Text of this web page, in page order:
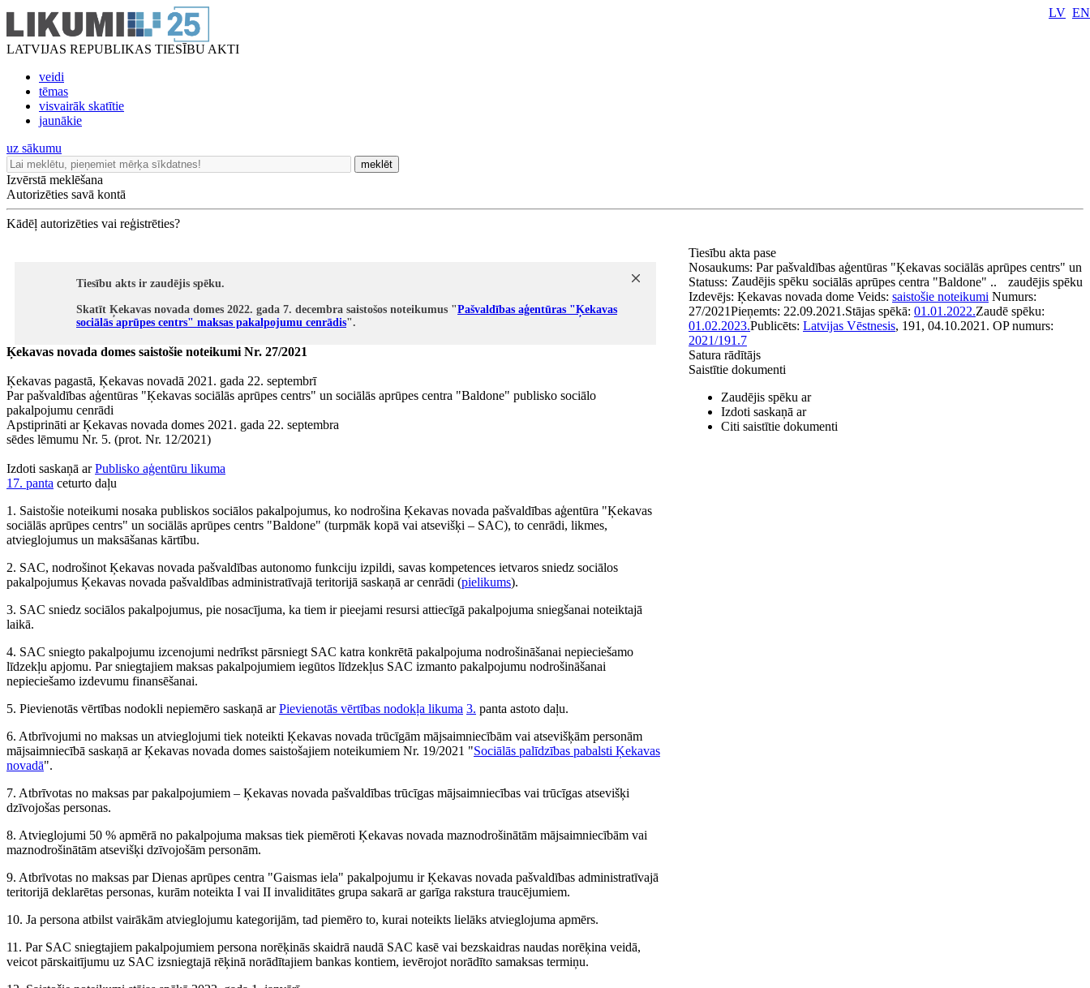
LATVIJAS REPUBLIKAS TIESĪBU AKTI
veidi
tēmas
visvairāk skatītie
jaunākie
LV EN
uz sākumu
meklēt
Izvērstā meklēšana
Autorizēties savā kontā
Kādēļ autorizēties vai reģistrēties?
Tiesību akts ir zaudējis spēku.
Skatīt Ķekavas novada domes 2022. gada 7. decembra saistošos noteikumus "Pašvaldības aģentūras "Ķekavas
sociālās aprūpes centrs" maksas pakalpojumu cenrādis".
Ķekavas novada domes saistošie noteikumi Nr. 27/2021
Ķekavas pagastā, Ķekavas novadā 2021. gada 22. septembrī
Par pašvaldības aģentūras "Ķekavas sociālās aprūpes centrs" un sociālās aprūpes centra "Baldone" publisko sociālo
pakalpojumu cenrādi
Apstiprināti ar Ķekavas novada domes 2021. gada 22. septembra
sēdes lēmumu Nr. 5. (prot. Nr. 12/2021)
Izdoti saskaņā arPublisko aģentūru likuma
17. panta ceturto daļu
1. Saistošie noteikumi nosaka publiskos sociālos pakalpojumus, ko nodrošina Ķekavas novada pašvaldības aģentūra "Ķekavas
sociālās aprūpes centrs" un sociālās aprūpes centrs "Baldone" (turpmāk kopā vai atsevišķi – SAC), to cenrādi, likmes,
atvieglojumus un maksāšanas kārtību.
2. SAC, nodrošinot Ķekavas novada pašvaldības autonomo funkciju izpildi, savas kompetences ietvaros sniedz sociālos
pakalpojumus Ķekavas novada pašvaldības administratīvajā teritorijā saskaņā ar cenrādi (pielikums).
3. SAC sniedz sociālos pakalpojumus, pie nosacījuma, ka tiem ir pieejami resursi attiecīgā pakalpojuma sniegšanai noteiktajā
laikā.
4. SAC sniegto pakalpojumu izcenojumi nedrīkst pārsniegt SAC katra konkrētā pakalpojuma nodrošināšanai nepieciešamo
līdzekļu apjomu. Par sniegtajiem maksas pakalpojumiem iegūtos līdzekļus SAC izmanto pakalpojumu nodrošināšanai
nepieciešamo izdevumu finansēšanai.
5. Pievienotās vērtības nodokli nepiemēro saskaņā arPievienotās vērtības nodokļa likuma 3. panta astoto daļu.
6. Atbrīvojumi no maksas un atvieglojumi tiek noteikti Ķekavas novada trūcīgām mājsaimniecībām vai atsevišķām personām
mājsaimniecībā saskaņā ar Ķekavas novada domes saistošajiem noteikumiem Nr. 19/2021 "Sociālās palīdzības pabalsti Ķekavas
novadā".
7. Atbrīvotas no maksas par pakalpojumiem – Ķekavas novada pašvaldības trūcīgas mājsaimniecības vai trūcīgas atsevišķi
dzīvojošas personas.
8. Atvieglojumi 50 % apmērā no pakalpojuma maksas tiek piemēroti Ķekavas novada maznodrošinātām mājsaimniecībām vai
maznodrošinātām atsevišķi dzīvojošām personām.
9. Atbrīvotas no maksas par Dienas aprūpes centra "Gaismas iela" pakalpojumu ir Ķekavas novada pašvaldības administratīvajā
teritorijā deklarētas personas, kurām noteikta I vai II invaliditātes grupa sakarā ar garīga rakstura traucējumiem.
10. Ja persona atbilst vairākām atvieglojumu kategorijām, tad piemēro to, kurai noteikts lielāks atvieglojuma apmērs.
11. Par SAC sniegtajiem pakalpojumiem persona norēķinās skaidrā naudā SAC kasē vai bezskaidras naudas norēķina veidā,
veicot pārskaitījumu uz SAC izsniegtajā rēķinā norādītajiem bankas kontiem, ievērojot norādīto samaksas termiņu.
Tiesību akta pase
Nosaukums: Par pašvaldības aģentūras "Ķekavas sociālās aprūpes centrs" un
sociālās aprūpes centra "Baldone" ..
Statuss: Zaudējis spēku
zaudējis spēku
Izdevējs: Ķekavas novada dome Veids: saistošie noteikumi Numurs:
27/2021Pieņemts: 22.09.2021.Stājas spēkā: 01.01.2022.Zaudē spēku:
01.02.2023.Publicēts: Latvijas Vēstnesis, 191, 04.10.2021. OP numurs:
2021/191.7
Satura rādītājs
Saistītie dokumenti
Zaudējis spēku ar
Izdoti saskaņā ar
Citi saistītie dokumenti